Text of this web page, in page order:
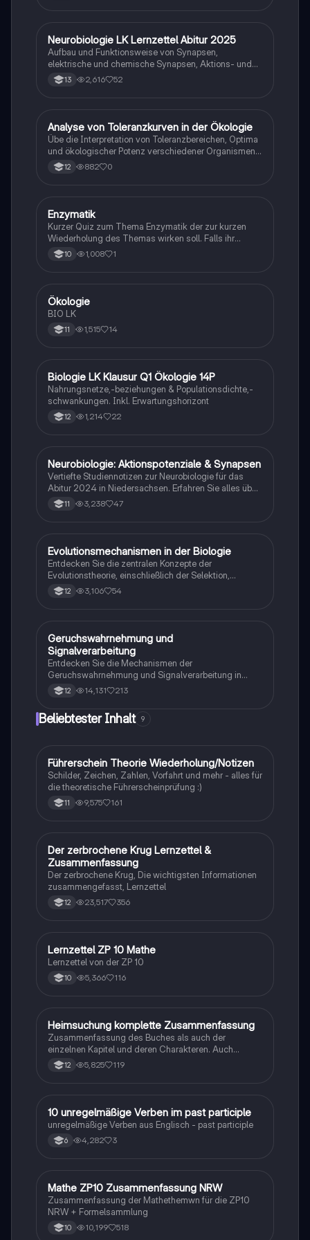
Biologie
Neurobiologie LK Lernzettel Abitur 2025
Aufbau und Funktionsweise von Synapsen,
elektrische und chemische Synapsen, Aktions- und
Ruhepotential
13 2,616 52
ABiologie
Analyse von Toleranzkurven in der Ökologie
Übe die Interpretation von Toleranzbereichen, Optima
und ökologischer Potenz verschiedener Organismen
gegenüber Umweltfaktoren.
12 882 0
EBiologie
Enzymatik
Kurzer Quiz zum Thema Enzymatik der zur kurzen
Wiederholung des Themas wirken soll. Falls ihr
Fehlern begegnet wäre ich dankbar ,wenn ihr mir
diese weiterleitet. Danke und euch viel Spaß dabei!
10 1,008 1
Biologie
Ökologie
BIO LK
11 1,515 14
Biologie
Biologie LK Klausur Q1 Ökologie 14P
Nahrungsnetze,-beziehungen & Populationsdichte,-
schwankungen. Inkl. Erwartungshorizont
12 1,214 22
Biologie
Neurobiologie: Aktionspotenziale & Synapsen
Vertiefte Studiennotizen zur Neurobiologie für das
Abitur 2024 in Niedersachsen. Erfahren Sie alles über
Aktionspotenziale, Ruhepotenziale, synaptische
Integration, die Rolle von Neurotransmittern, die
Schüler, die sich auf Prüfungen vorbereiten und ein
tiefes Verständnis der neuronalen Signalübertragung
entwickeln möchten.
11 3,238 47
Biologie
Evolutionsmechanismen in der Biologie
Entdecken Sie die zentralen Konzepte der
Evolutionstheorie, einschließlich der Selektion,
Isolationsmechanismen und Evolutionsfaktoren wie
Mutation und Rekombination. Diese
Entstehung neuer Arten durch allopatrische und
sympatrische Artbildung. Ideal für Biologiestudenten
im Grundkurs.
12 3,106 54
Biologie
Geruchswahrnehmung und
Signalverarbeitung
Entdecken Sie die Mechanismen der
Geruchswahrnehmung und Signalverarbeitung in
Nervenzellen. Diese Übungsaufgaben für das
mündliche Abitur in Neurobiologie behandeln
Codierung von Geruchsstoffsignalen. Ideal für
12 14,131 213
Beliebtester Inhalt 9
Lerntipps
Führerschein Theorie Wiederholung/Notizen
Schilder, Zeichen, Zahlen, Vorfahrt und mehr - alles für
die theoretische Führerscheinprüfung :)
11 9,575 161
Deutsch
Der zerbrochene Krug Lernzettel &
Zusammenfassung
Der zerbrochene Krug, Die wichtigsten Informationen
zusammengefasst, Lernzettel
12 23,517 356
Mathe
Lernzettel ZP 10 Mathe
Lernzettel von der ZP 10
10 5,366 116
Deutsch
Heimsuchung komplette Zusammenfassung
Zusammenfassung des Buches als auch der
einzelnen Kapitel und deren Charakteren. Auch
tabellarisch. Im Unterricht ohne KI erstellt
12 5,825 119
1 Englisch
10 unregelmäßige Verben im past participle
unregelmäßige Verben aus Englisch - past participle
6 4,282 3
Mathe
Mathe ZP10 Zusammenfassung NRW
Zusammenfassung der Mathethemwn für die ZP10
NRW + Formelsammlung
10 10,199 518